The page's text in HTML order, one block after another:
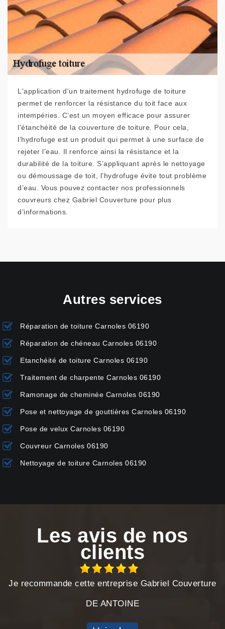
L'application d'un traitement hydrofuge de toiture
permet de renforcer la résistance du toit face aux
intempéries. C’est un moyen efficace pour assurer
l'étanchéité de la couverture de toiture. Pour cela,
l’hydrofuge est un produit qui permet à une surface de
rejeter l’eau. Il renforce ainsi la résistance et la
durabilité de la toiture. S’appliquant après le nettoyage
ou démoussage de toit, l’hydrofuge évite tout problème
d’eau. Vous pouvez contacter nos professionnels
couvreurs chez Gabriel Couverture pour plus
d’informations.
Autres services
Réparation de toiture Carnoles 06190
Réparation de chéneau Carnoles 06190
Etanchéité de toiture Carnoles 06190
Traitement de charpente Carnoles 06190
Ramonage de cheminée Carnoles 06190
Pose et nettoyage de gouttières Carnoles 06190
Pose de velux Carnoles 06190
Couvreur Carnoles 06190
Nettoyage de toiture Carnoles 06190
Les avis de nos
clients
Je recommande cette entreprise Gabriel Couverture
DE ANTOINE